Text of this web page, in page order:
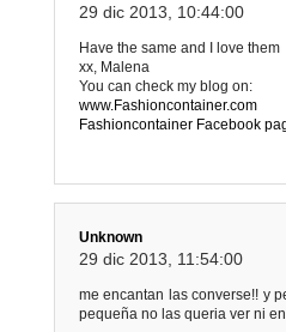
29 dic 2013, 10:44:00
Have the same and I love them
xx, Malena
You can check my blog on:
www.Fashioncontainer.com
Fashioncontainer Facebook
Unknown
29 dic 2013, 11:54:00
me encantan las converse!! y
pequeña no las queria ver ni